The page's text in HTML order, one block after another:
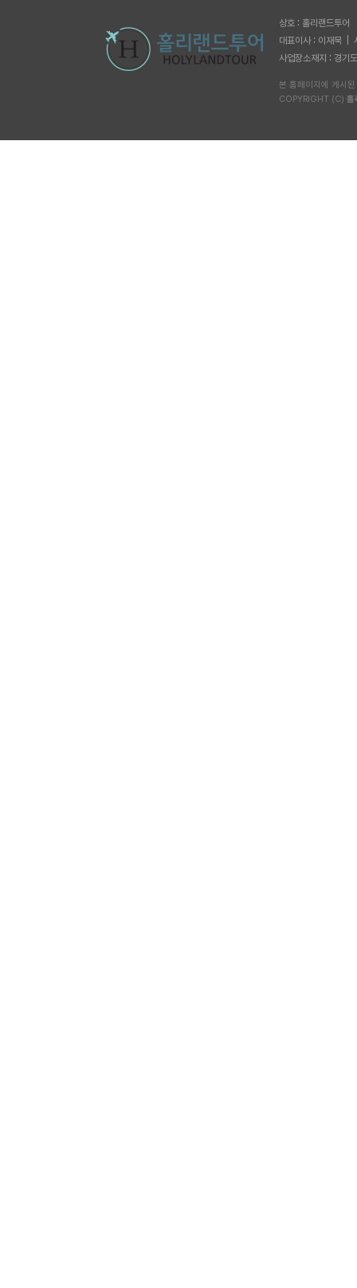
상호 : 홀리랜드투어
대표이사 : 이재묵
사업장소재지 : 경
본 홈페이지에 게시
COPYRIGHT (C) 홀